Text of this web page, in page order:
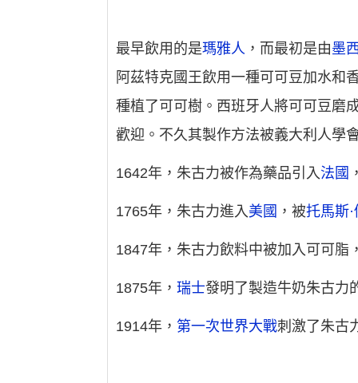
最早飲用的是瑪雅人 ，而最初是由墨
阿茲特克國王飲用一種可可豆加水和
種植了可可樹。西班牙人將可可豆磨
歡迎。不久其製作方法被義大利人學
1642年，朱古力被作為藥品引入法國
1765年，朱古力進入美國 ，被托馬斯
1847年，朱古力飲料中被加入可可
1875年，瑞士發明了製造牛奶朱古力
1914年， 第一次世界大戰刺激了朱古